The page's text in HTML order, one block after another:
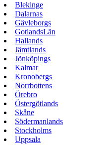
Blekinge
Dalarnas
Gävleborgs
GotlandsLän
Hallands
Jämtlands
Jönköpings
Kalmar
Kronobergs
Norrbottens
Örebro
Östergötlands
Skåne
Södermanlands
Stockholms
Uppsala